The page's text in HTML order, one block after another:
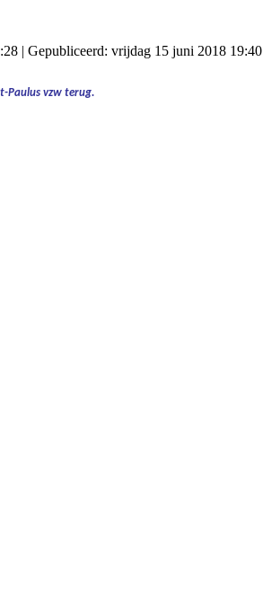
| Gepubliceerd: vrijdag 15 juni 2018 19:40
Paulus vzw terug.